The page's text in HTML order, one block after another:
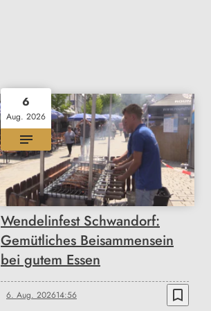
6
Aug. 2026
Wendelinfest Schwandorf:
Gemütliches Beisammensein
bei gutem Essen
6. Aug. 202614:56 bookmark_border